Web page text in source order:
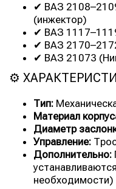
✔ ВАЗ
(инжектор)
✔ ВАЗ
✔ ВАЗ
✔ ВАЗ 21073
⚙
Тип:
Материал
Диаметр
Управление:
Дополнительно:
необходимости)